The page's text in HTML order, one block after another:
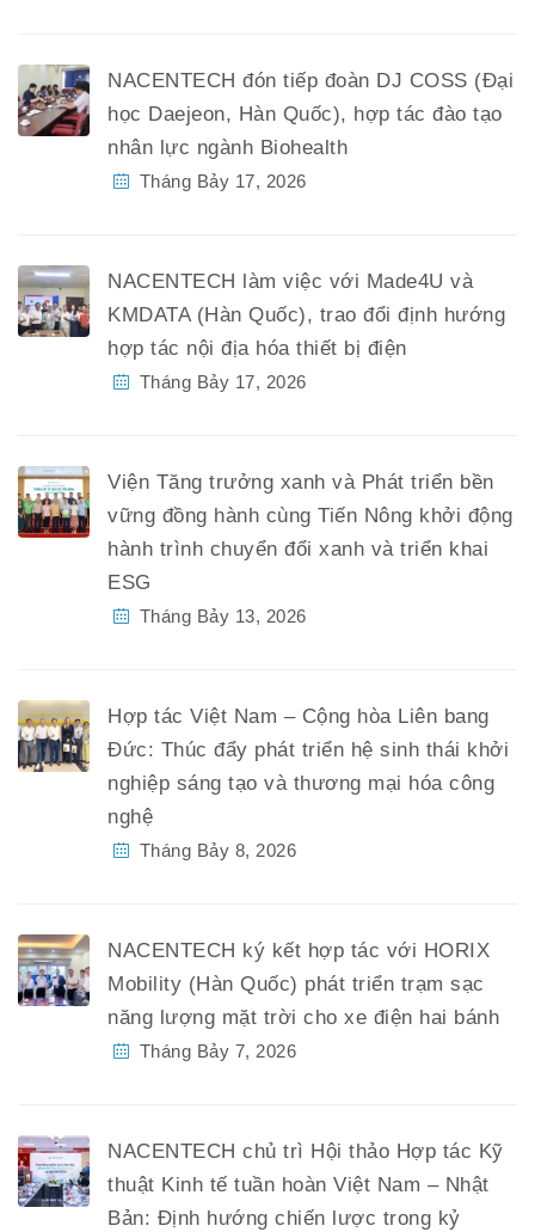
NACENTECH đón tiếp đoàn DJ COSS (Đại
học Daejeon, Hàn Quốc), hợp tác đào tạo
nhân lực ngành Biohealth
Tháng Bảy 17, 2026
NACENTECH làm việc với Made4U và
KMDATA (Hàn Quốc), trao đổi định hướng
hợp tác nội địa hóa thiết bị điện
Tháng Bảy 17, 2026
Viện Tăng trưởng xanh và Phát triển bền
vững đồng hành cùng Tiến Nông khởi động
hành trình chuyển đổi xanh và triển khai
ESG
Tháng Bảy 13, 2026
Hợp tác Việt Nam – Cộng hòa Liên bang
Đức: Thúc đẩy phát triển hệ sinh thái khởi
nghiệp sáng tạo và thương mại hóa công
nghệ
Tháng Bảy 8, 2026
NACENTECH ký kết hợp tác với HORIX
Mobility (Hàn Quốc) phát triển trạm sạc
năng lượng mặt trời cho xe điện hai bánh
Tháng Bảy 7, 2026
NACENTECH chủ trì Hội thảo Hợp tác Kỹ
thuật Kinh tế tuần hoàn Việt Nam – Nhật
Bản: Định hướng chiến lược trong kỷ